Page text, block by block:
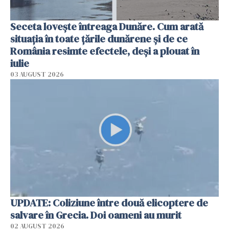
Seceta lovește întreaga Dunăre. Cum arată
situația în toate țările dunărene și de ce
România resimte efectele, deși a plouat în
iulie
03 AUGUST 2026
UPDATE: Coliziune între două elicoptere de
salvare în Grecia. Doi oameni au murit
02 AUGUST 2026